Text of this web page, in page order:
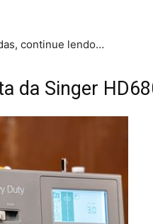
continue lendo…
da Singer